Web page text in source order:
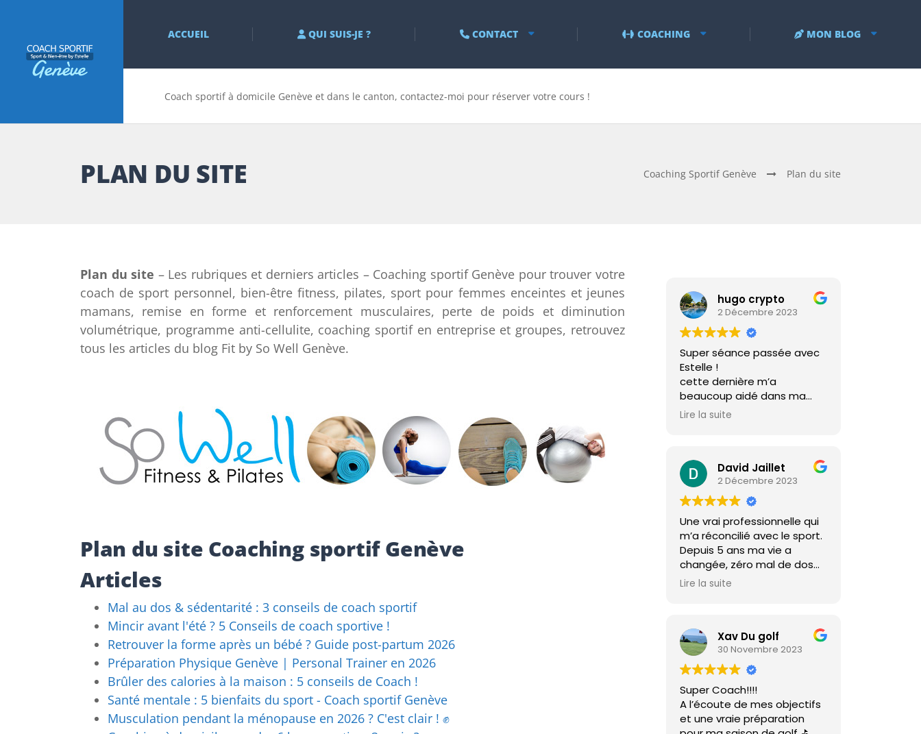
ACCUEIL QUI SUIS-JE ? CONTACT COACHING MON BLOG
Coach sportif à domicile Genève et dans le canton, contactez-moi pour réserver votre cours !
PLAN DU SITE Coaching Sportif Genève Plan du site
Plan du site – Les rubriques et derniers articles – Coaching sportif Genève pour trouver votre
coach de sport personnel, bien-être fitness, pilates, sport pour femmes enceintes et jeunes
mamans, remise en forme et renforcement musculaires, perte de poids et diminution
volumétrique, programme anti-cellulite, coaching sportif en entreprise et groupes, retrouvez
tous les articles du blog Fit by So Well Genève.
Plan du site Coaching sportif Genève
Articles
Mal au dos & sédentarité : 3 conseils de coach sportif
Mincir avant l'été ? 5 Conseils de coach sportive !
Retrouver la forme après un bébé ? Guide post-partum 2026
Préparation Physique Genève | Personal Trainer en 2026
Brûler des calories à la maison : 5 conseils de Coach !
Santé mentale : 5 bienfaits du sport - Coach sportif Genève
Musculation pendant la ménopause en 2026 ? C'est clair ! ✊
hugo crypto
2 Décembre 2023
Super séance passée avec
Estelle !
cette dernière m’a
beaucoup aidé dans ma
prise de masse, avec de
Lire la suite
David Jaillet
2 Décembre 2023
Une vrai professionnelle qui
m’a réconcilié avec le sport.
Depuis 5 ans ma vie a
changée, zéro mal de dos
et un corps de rêve. Merci
Lire la suite
Xav Du golf
30 Novembre 2023
Super Coach!!!!
A l’écoute de mes objectifs
et une vraie préparation